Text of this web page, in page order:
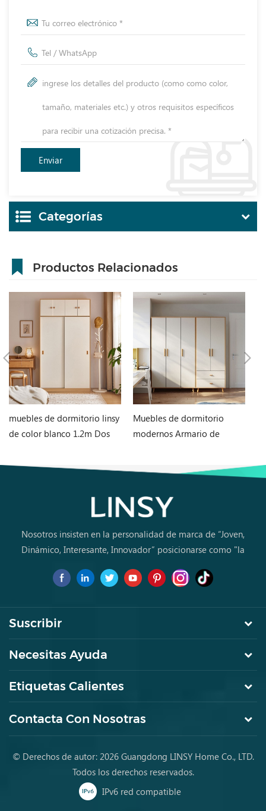
Categorías
Productos Relacionados
muebles de dormitorio linsy
de color blanco 1.2m Dos
Muebles de dormitorio
modernos Armario de
Nosotros insisten en la personalidad de marca de “Joven,
Dinámico, Interesante, Innovador” posicionarse como "la
por primera vez.
Suscribir
Necesitas Ayuda
Etiquetas Calientes
Contacta Con Nosotras
© Derechos de autor: 2026 Guangdong LINSY Home Co., LTD.
Todos los derechos reservados.
IPv6 red compatible